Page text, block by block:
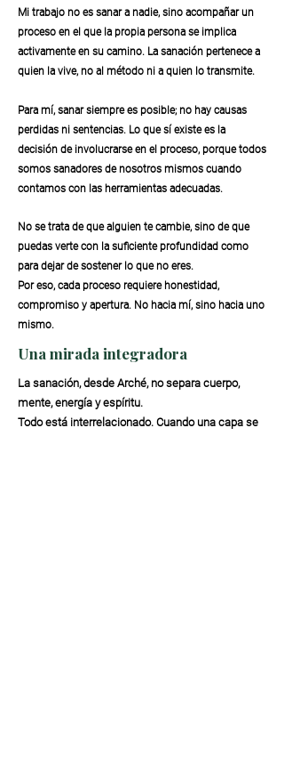
Mi trabajo no es sanar a nadie, sino acompañar un
proceso en el que la propia persona se implica
activamente en su camino. La sanación pertenece a
quien la vive, no al método ni a quien lo transmite.
Para mí, sanar siempre es posible; no hay causas
perdidas ni sentencias. Lo que sí existe es la
decisión de involucrarse en el proceso, porque todos
somos sanadores de nosotros mismos cuando
contamos con las herramientas adecuadas.
No se trata de que alguien te cambie, sino de que
puedas verte con la suficiente profundidad como
para dejar de sostener lo que no eres.
Por eso, cada proceso requiere honestidad,
compromiso y apertura. No hacia mí, sino hacia uno
mismo.
Una mirada integradora
La sanación, desde Arché, no separa cuerpo,
mente, energía y espíritu.
Todo está interrelacionado. Cuando una capa se